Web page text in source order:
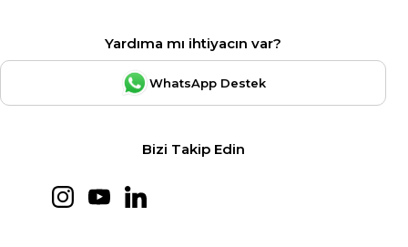
Yardıma mı ihtiyacın var?
WhatsApp Destek
Bizi Takip Edin